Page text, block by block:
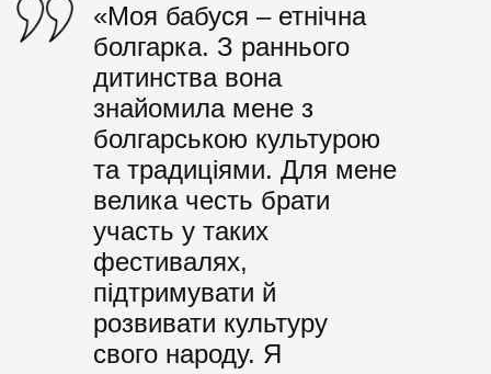
«Моя бабуся – етнічна
болгарка. З раннього
дитинства вона
знайомила мене з
болгарською культурою
та традиціями. Для мене
велика честь брати
участь у таких
фестивалях,
підтримувати й
розвивати культуру
свого народу. Я